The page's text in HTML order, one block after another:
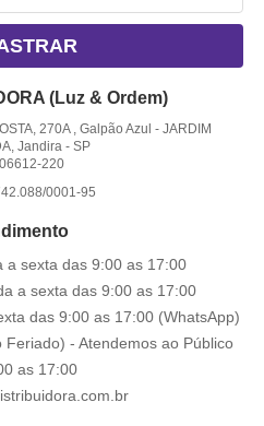
(Luz & Ordem)
270A , Galpão Azul - JARDIM
Jandira - SP
220
0001-95
a sexta das 9:00 as 17:00
a sexta das 9:00 as 17:00
das 9:00 as 17:00 (WhatsApp)
- Atendemos ao Público
as 17:00